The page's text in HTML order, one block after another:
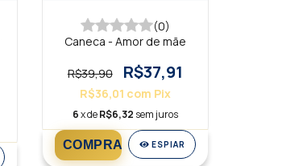
(0)
Caneca - Amor de mãe
R$39,90 R$37,91
R$36,01 com Pix
6x deR$6,32 sem juros
ESPIAR